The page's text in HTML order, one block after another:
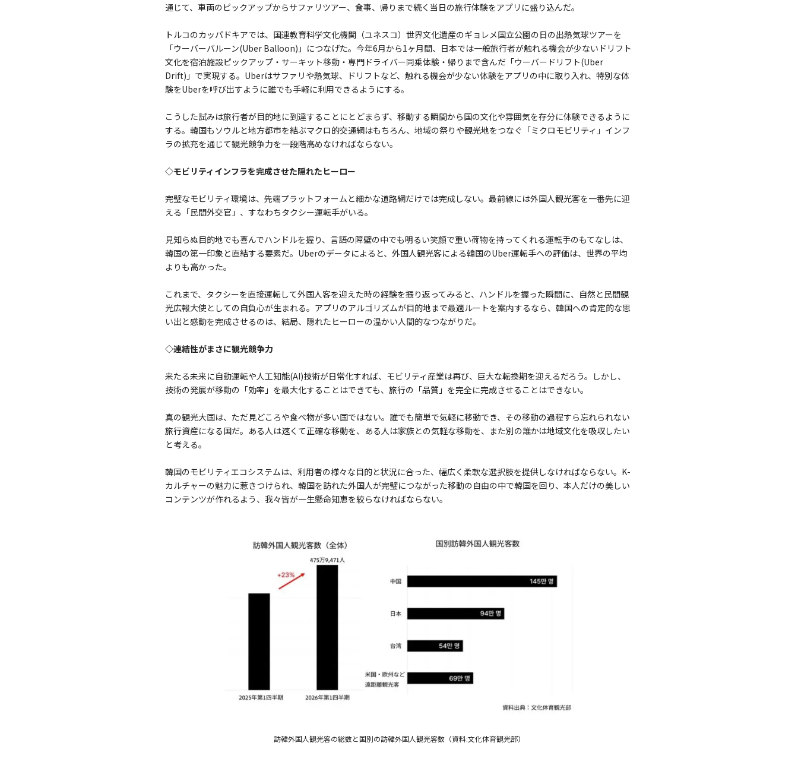
通じて、車両のピックアップからサファリツアー、食事、帰りまで続く当日の旅行体験をアプリに盛り込んだ。
トルコのカッパドキアでは、国連教育科学文化機関（ユネスコ）世界文化遺産のギョレメ国立公園の日の出熱気球ツアーを
「ウーバーバルーン(Uber Balloon)」につなげた。今年6月から1ヶ月間、日本では一般旅行者が触れる機会が少ないドリフト
文化を宿泊施設ピックアップ・サーキット移動・専門ドライバー同乗体験・帰りまで含んだ「ウーバードリフト(Uber
Drift)」で実現する。Uberはサファリや熱気球、ドリフトなど、触れる機会が少ない体験をアプリの中に取り入れ、特別な体
験をUberを呼び出すように誰でも手軽に利用できるようにする。
こうした試みは旅行者が目的地に到達することにとどまらず、移動する瞬間から国の文化や雰囲気を存分に体験できるように
する。韓国もソウルと地方都市を結ぶマクロ的交通網はもちろん、地域の祭りや観光地をつなぐ「ミクロモビリティ」インフ
ラの拡充を通じて観光競争力を一段階高めなければならない。
◇モビリティインフラを完成させた隠れたヒーロー
完璧なモビリティ環境は、先端プラットフォームと細かな道路網だけでは完成しない。最前線には外国人観光客を一番先に迎
える「民間外交官」、すなわちタクシー運転手がいる。
見知らぬ目的地でも喜んでハンドルを握り、言語の障壁の中でも明るい笑顔で重い荷物を持ってくれる運転手のもてなしは、
韓国の第一印象と直結する要素だ。Uberのデータによると、外国人観光客による韓国のUber運転手への評価は、世界の平均
よりも高かった。
これまで、タクシーを直接運転して外国人客を迎えた時の経験を振り返ってみると、ハンドルを握った瞬間に、自然と民間観
光広報大使としての自負心が生まれる。アプリのアルゴリズムが目的地まで最適ルートを案内するなら、韓国への肯定的な思
い出と感動を完成させるのは、結局、隠れたヒーローの温かい人間的なつながりだ。
◇連結性がまさに観光競争力
来たる未来に自動運転や人工知能(AI)技術が日常化すれば、モビリティ産業は再び、巨大な転換期を迎えるだろう。しかし、
技術の発展が移動の「効率」を最大化することはできても、旅行の「品質」を完全に完成させることはできない。
真の観光大国は、ただ見どころや食べ物が多い国ではない。誰でも簡単で気軽に移動でき、その移動の過程すら忘れられない
旅行資産になる国だ。ある人は速くて正確な移動を、ある人は家族との気軽な移動を、また別の誰かは地域文化を吸収したい
と考える。
韓国のモビリティエコシステムは、利用者の様々な目的と状況に合った、幅広く柔軟な選択肢を提供しなければならない。K-
カルチャーの魅力に惹きつけられ、韓国を訪れた外国人が完璧につながった移動の自由の中で韓国を回り、本人だけの美しい
コンテンツが作れるよう、我々皆が一生懸命知恵を絞らなければならない。
訪韓外国人観光客の総数と国別の訪韓外国人観光客数（資料:文化体育観光部）